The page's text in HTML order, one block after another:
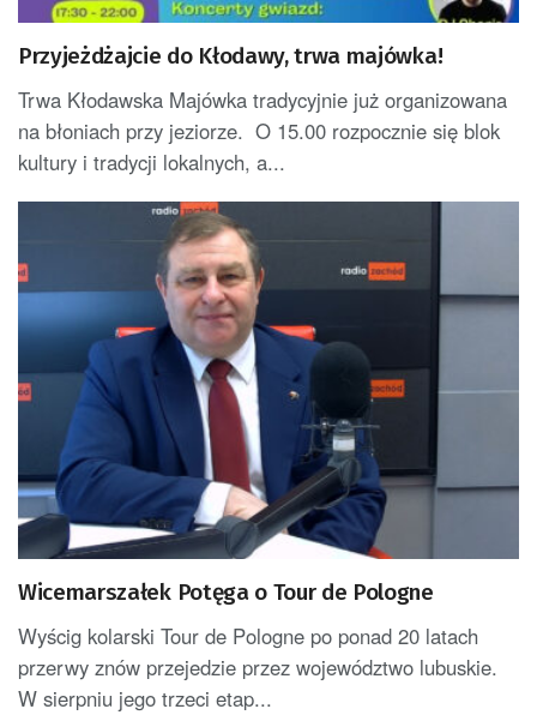
Przyjeżdżajcie do Kłodawy, trwa majówka!
Trwa Kłodawska Majówka tradycyjnie już organizowana
na błoniach przy jeziorze. O 15.00 rozpocznie się blok
kultury i tradycji lokalnych, a...
Wicemarszałek Potęga o Tour de Pologne
Wyścig kolarski Tour de Pologne po ponad 20 latach
przerwy znów przejedzie przez województwo lubuskie.
W sierpniu jego trzeci etap...